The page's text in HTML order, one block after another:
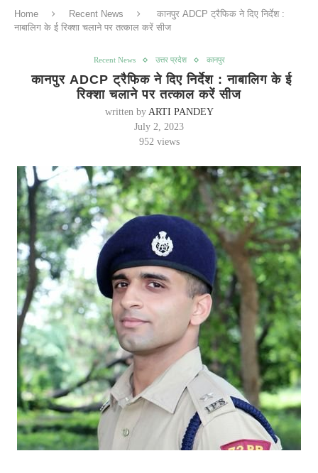
Home Recent News
कानपुर ADCP ट्रैफिक ने दिए निर्देश :
नाबालिग के ई रिक्शा चलाने पर तत्काल करें सीज
Recent News उत्तर प्रदेश कानपुर
कानपुर ADCP ट्रैफिक ने दिए निर्देश : नाबालिग के ई
रिक्शा चलाने पर तत्काल करें सीज
written by ARTI PANDEY
July 2, 2023
952views